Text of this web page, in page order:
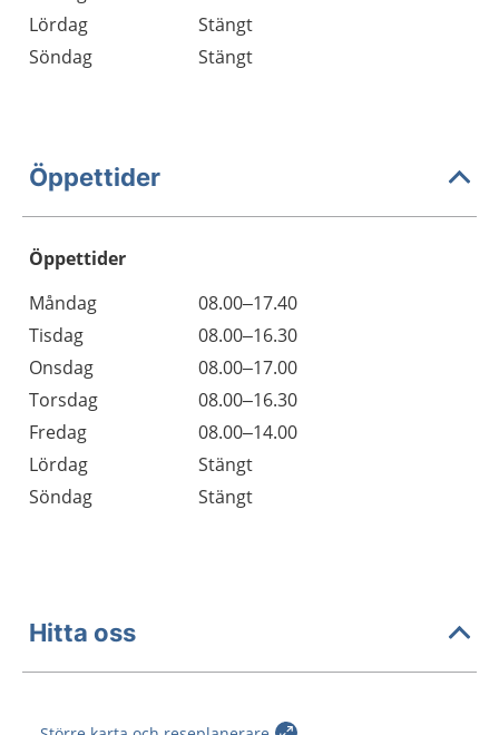
Lördag
Stängt
Söndag
Stängt
Öppettider
Öppettider
Dag
Öppettider
Kommentarer
Måndag
08.00–17.40
Tisdag
08.00–16.30
Onsdag
08.00–17.00
Torsdag
08.00–16.30
Fredag
08.00–14.00
Lördag
Stängt
Söndag
Stängt
Hitta oss